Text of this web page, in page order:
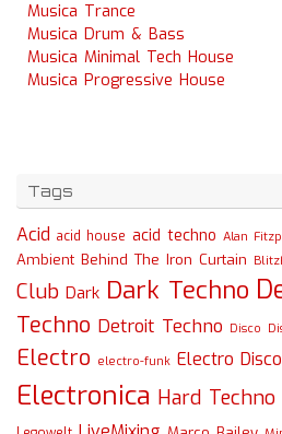
Musica Trance
Musica Drum & Bass
Musica Minimal Tech House
Musica Progressive House
Tags
Acid acid house acid techno Alan
Ambient Behind The Iron Curtain
Club Dark Dark Techno
Techno Detroit Techno Disco
Electro electro-funk Electro Disco
Electronica Hard Techno